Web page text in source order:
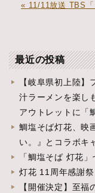
最近の投稿
【岐阜県初上陸
汁ラーメンを楽し
アウトレットに「
鯛塩そば灯花、映
い。』とコラボキ
「鯛塩そば 灯花
灯花 11周年感謝
【開催決定】至